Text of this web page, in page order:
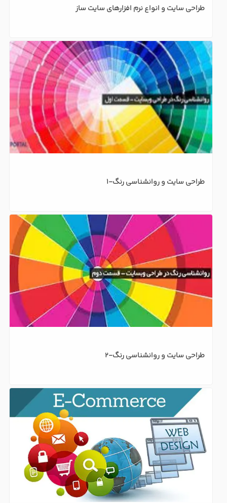
طراحی سایت و انواع نرم افزارهای سایت ساز
طراحی سایت و روانشناسی رنگ-1
طراحی سایت و روانشناسی رنگ-2